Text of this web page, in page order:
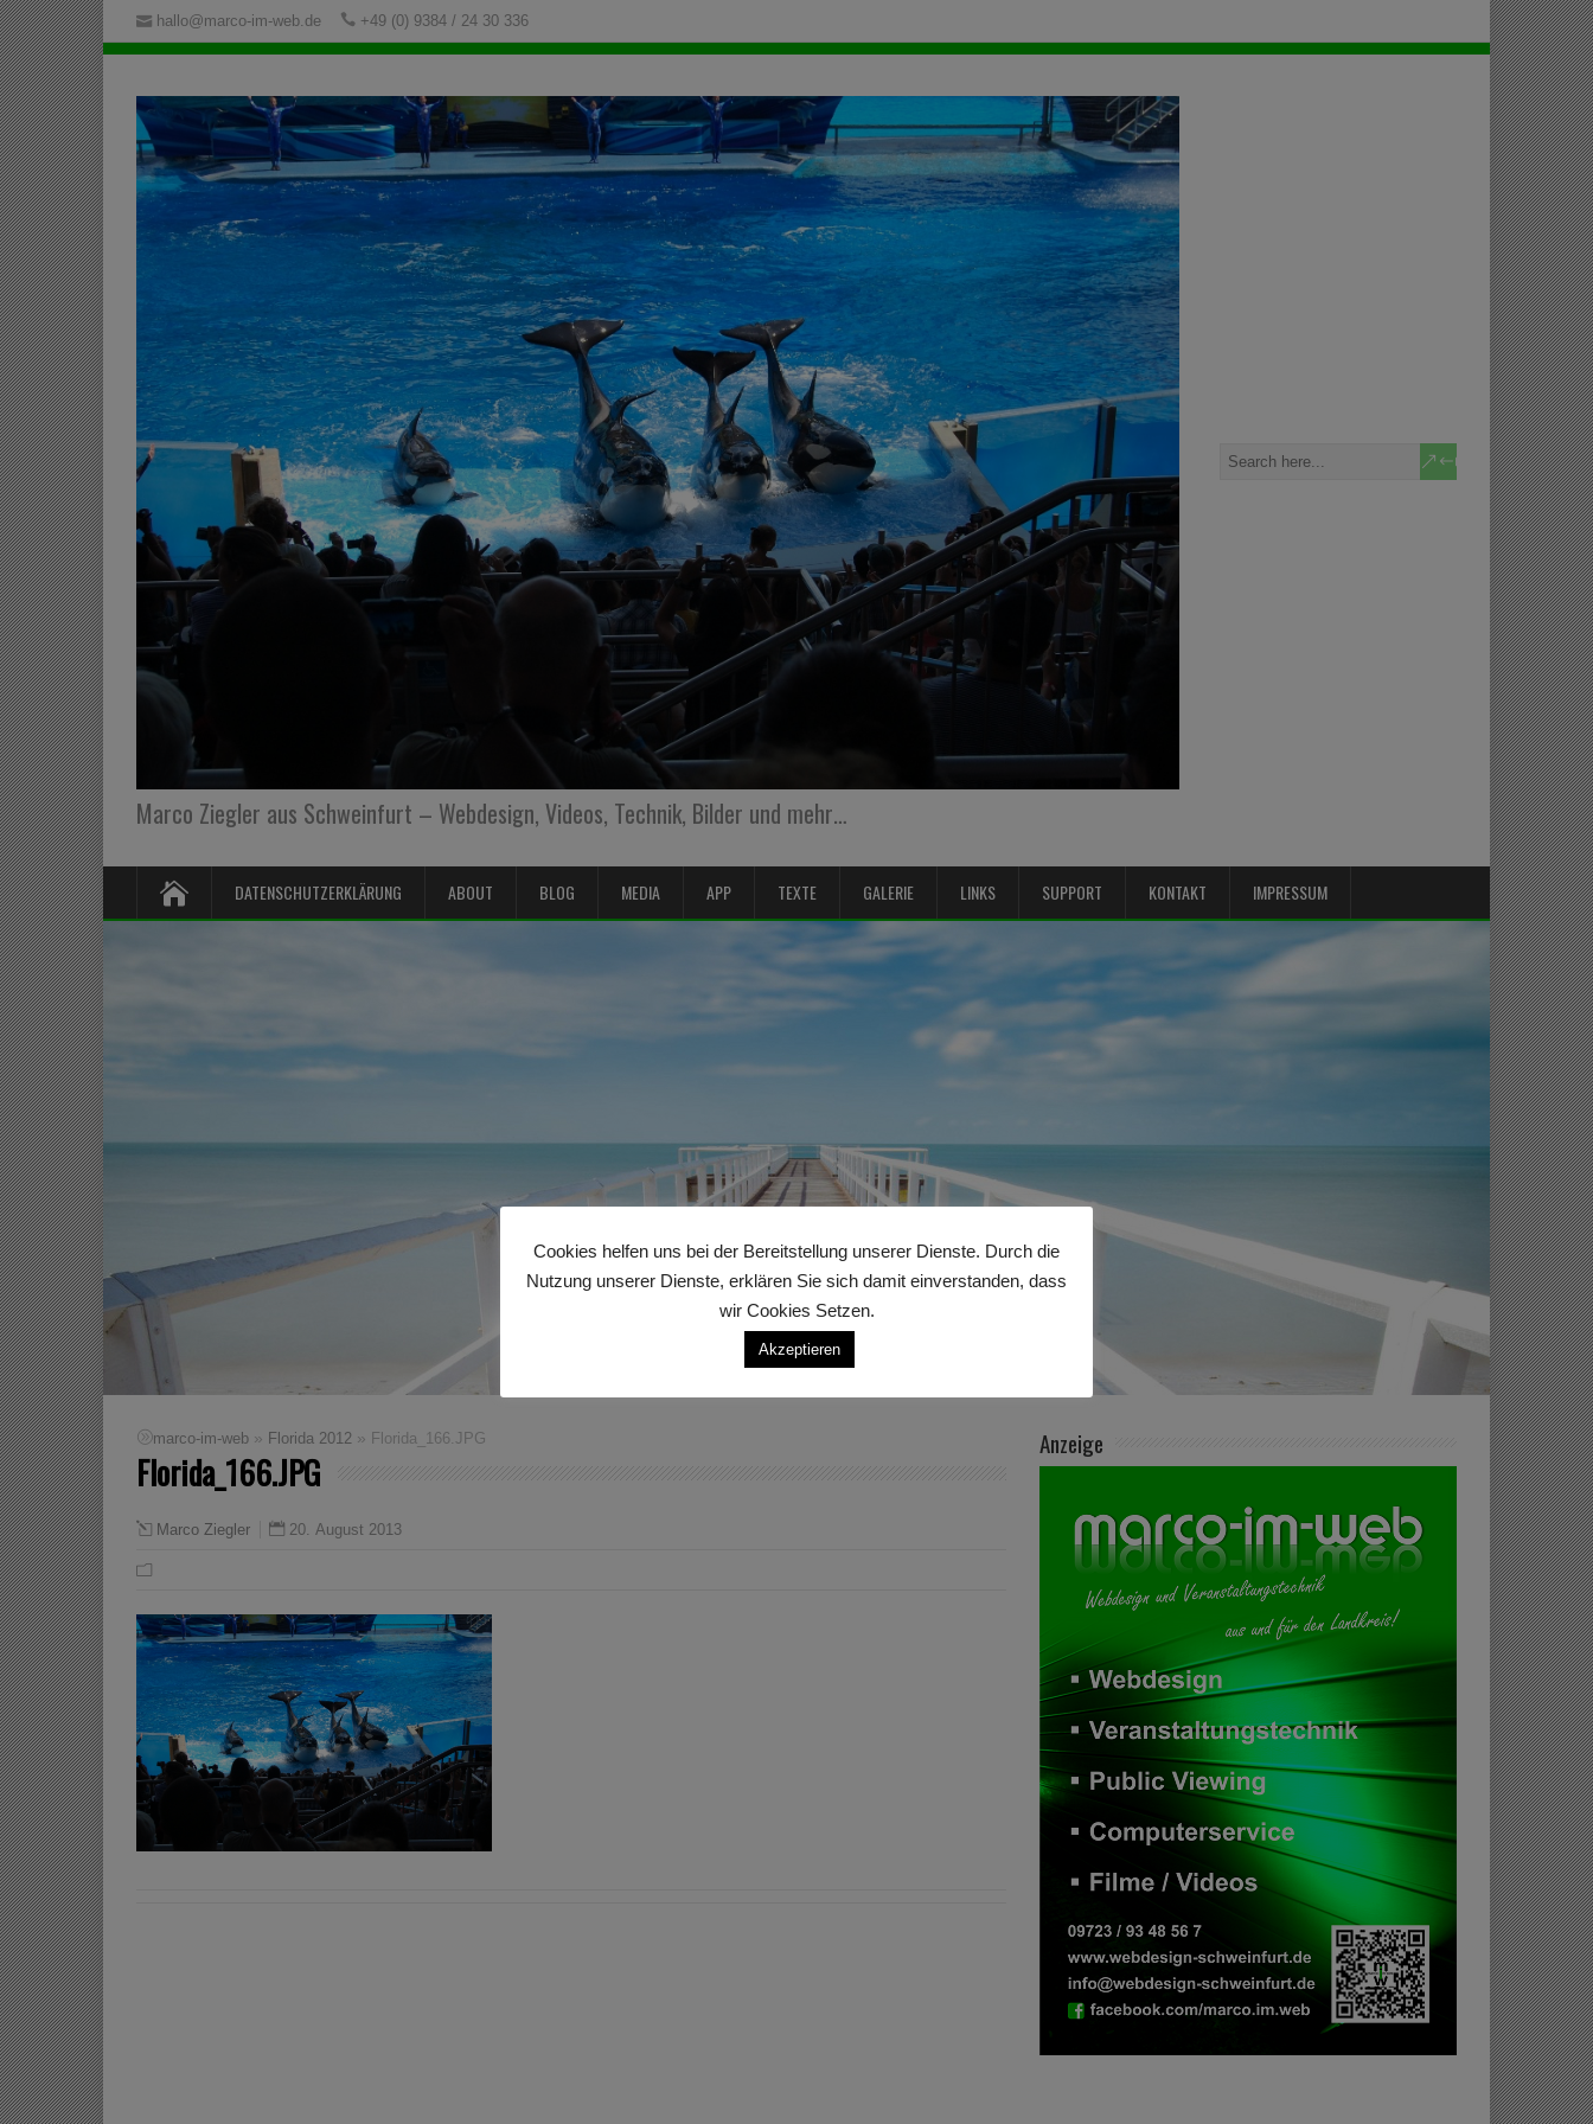
hallo@marco-im-web.de +49 (0) 9384 / 24 30 336
Marco Ziegler aus Schweinfurt – Webdesign, Videos, Technik, Bilder und mehr…
DATENSCHUTZERKLÄRUNG ABOUT BLOG MEDIA APP TEXTE GALERIE LINKS SUPPORT KONTAKT IMPRESSUM
marco-im-web » Florida 2012 » Florida_166.JPG
Florida_166.JPG
Marco Ziegler 20. August 2013
Anzeige
Cookies helfen uns bei der Bereitstellung unserer Dienste. Durch die
Nutzung unserer Dienste, erklären Sie sich damit einverstanden, dass
wir Cookies Setzen.
Akzeptieren